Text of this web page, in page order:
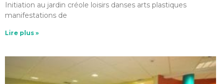
Initiation au jardin créole loisirs danses arts plastiques
manifestations de
Lire plus »